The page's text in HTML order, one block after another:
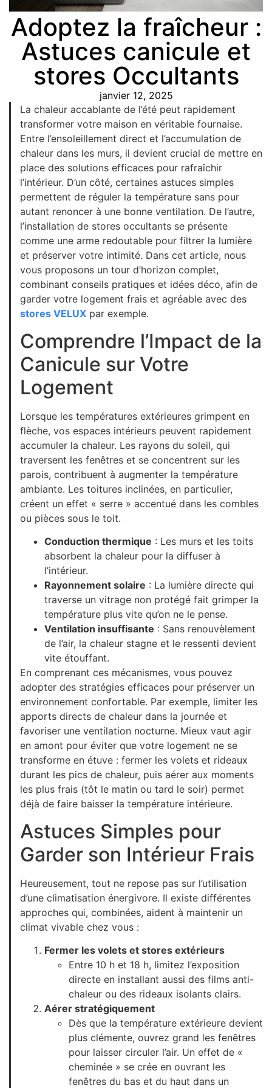
Adoptez la fraîcheur :
Astuces canicule et
stores Occultants
janvier 12, 2025
La chaleur accablante de l’été peut rapidement
transformer votre maison en véritable fournaise.
Entre l’ensoleillement direct et l’accumulation de
chaleur dans les murs, il devient crucial de mettre en
place des solutions efficaces pour rafraîchir
l’intérieur. D’un côté, certaines astuces simples
permettent de réguler la température sans pour
autant renoncer à une bonne ventilation. De l’autre,
l’installation de stores occultants se présente
comme une arme redoutable pour filtrer la lumière
et préserver votre intimité. Dans cet article, nous
vous proposons un tour d’horizon complet,
combinant conseils pratiques et idées déco, afin de
garder votre logement frais et agréable avec des
stores VELUX par exemple.
Comprendre l’Impact de la
Canicule sur Votre
Logement
Lorsque les températures extérieures grimpent en
flèche, vos espaces intérieurs peuvent rapidement
accumuler la chaleur. Les rayons du soleil, qui
traversent les fenêtres et se concentrent sur les
parois, contribuent à augmenter la température
ambiante. Les toitures inclinées, en particulier,
créent un effet « serre » accentué dans les combles
ou pièces sous le toit.
Conduction thermique : Les murs et les toits
absorbent la chaleur pour la diffuser à
l’intérieur.
Rayonnement solaire : La lumière directe qui
traverse un vitrage non protégé fait grimper la
température plus vite qu’on ne le pense.
Ventilation insuffisante : Sans renouvèlement
de l’air, la chaleur stagne et le ressenti devient
vite étouffant.
En comprenant ces mécanismes, vous pouvez
adopter des stratégies efficaces pour préserver un
environnement confortable. Par exemple, limiter les
apports directs de chaleur dans la journée et
favoriser une ventilation nocturne. Mieux vaut agir
en amont pour éviter que votre logement ne se
transforme en étuve : fermer les volets et rideaux
durant les pics de chaleur, puis aérer aux moments
les plus frais (tôt le matin ou tard le soir) permet
déjà de faire baisser la température intérieure.
Astuces Simples pour
Garder son Intérieur Frais
Heureusement, tout ne repose pas sur l’utilisation
d’une climatisation énergivore. Il existe différentes
approches qui, combinées, aident à maintenir un
climat vivable chez vous :
Fermer les volets et stores extérieurs
Entre 10 h et 18 h, limitez l’exposition
directe en installant aussi des films anti-
chaleur ou des rideaux isolants clairs.
Aérer stratégiquement
Dès que la température extérieure devient
plus clémente, ouvrez grand les fenêtres
pour laisser circuler l’air. Un effet de «
cheminée » se crée en ouvrant les
fenêtres du bas et du haut dans un